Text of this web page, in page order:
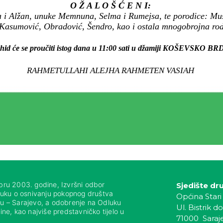
O Ž A L O Š Ć E N I:
i Alžan, unuke Memnuna, Selma i Rumejsa, te porodice:
Obradović, Šendro, kao i ostala mnogobrojna
će se proučiti istog dana u 11:00 sati u džamiji KOŠEVSKO
RAHMETULLAHI ALEJHA RAHMETEN VASIAH
2003. godine, Izvršni odbor
o osnivanju pokopnog društva
– Sarajevo, a odobrenje na Odluku
kao najviše predstavničko tijelo u
Sjedište
Općina Stari
Ul. Bistrik
71000